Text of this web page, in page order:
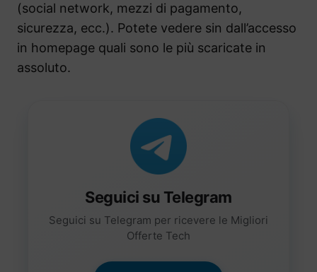
(social network, mezzi di pagamento,
sicurezza, ecc.). Potete vedere sin dall’accesso
in homepage quali sono le più scaricate in
assoluto.
Seguici su Telegram
Seguici su Telegram per ricevere le Migliori
Offerte Tech